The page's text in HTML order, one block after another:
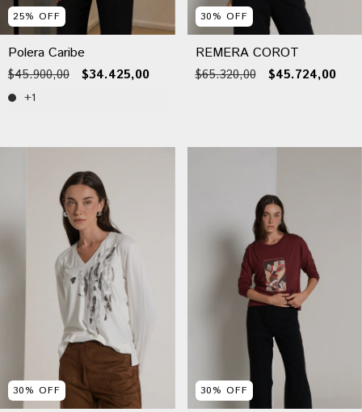
25% OFF
Polera Caribe
$45.900,00 $34.425,00
+1
30% OFF
REMERA COROT
$65.320,00 $45.724,00
30% OFF 30% OFF